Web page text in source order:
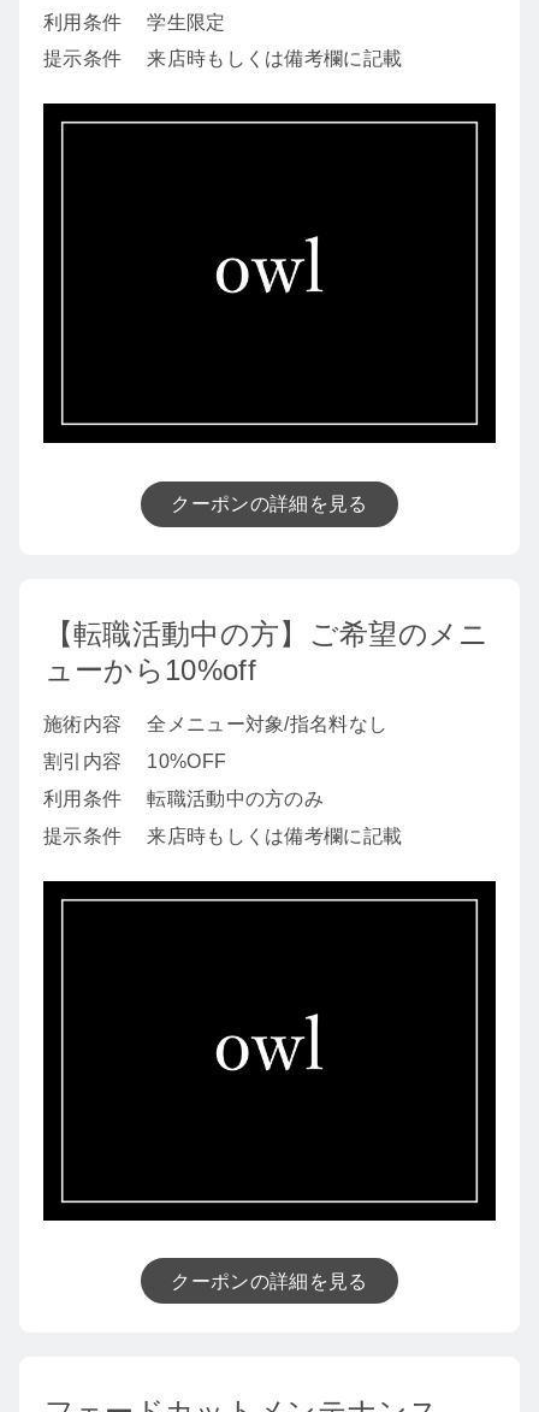
利用条件
学生限定
提示条件
来店時もしくは備考欄に記載
クーポンの詳細を見る
【転職活動中の方】ご希望のメニ
ューから10%off
施術内容
全メニュー対象/指名料なし
割引内容
10%OFF
利用条件
転職活動中の方のみ
提示条件
来店時もしくは備考欄に記載
クーポンの詳細を見る